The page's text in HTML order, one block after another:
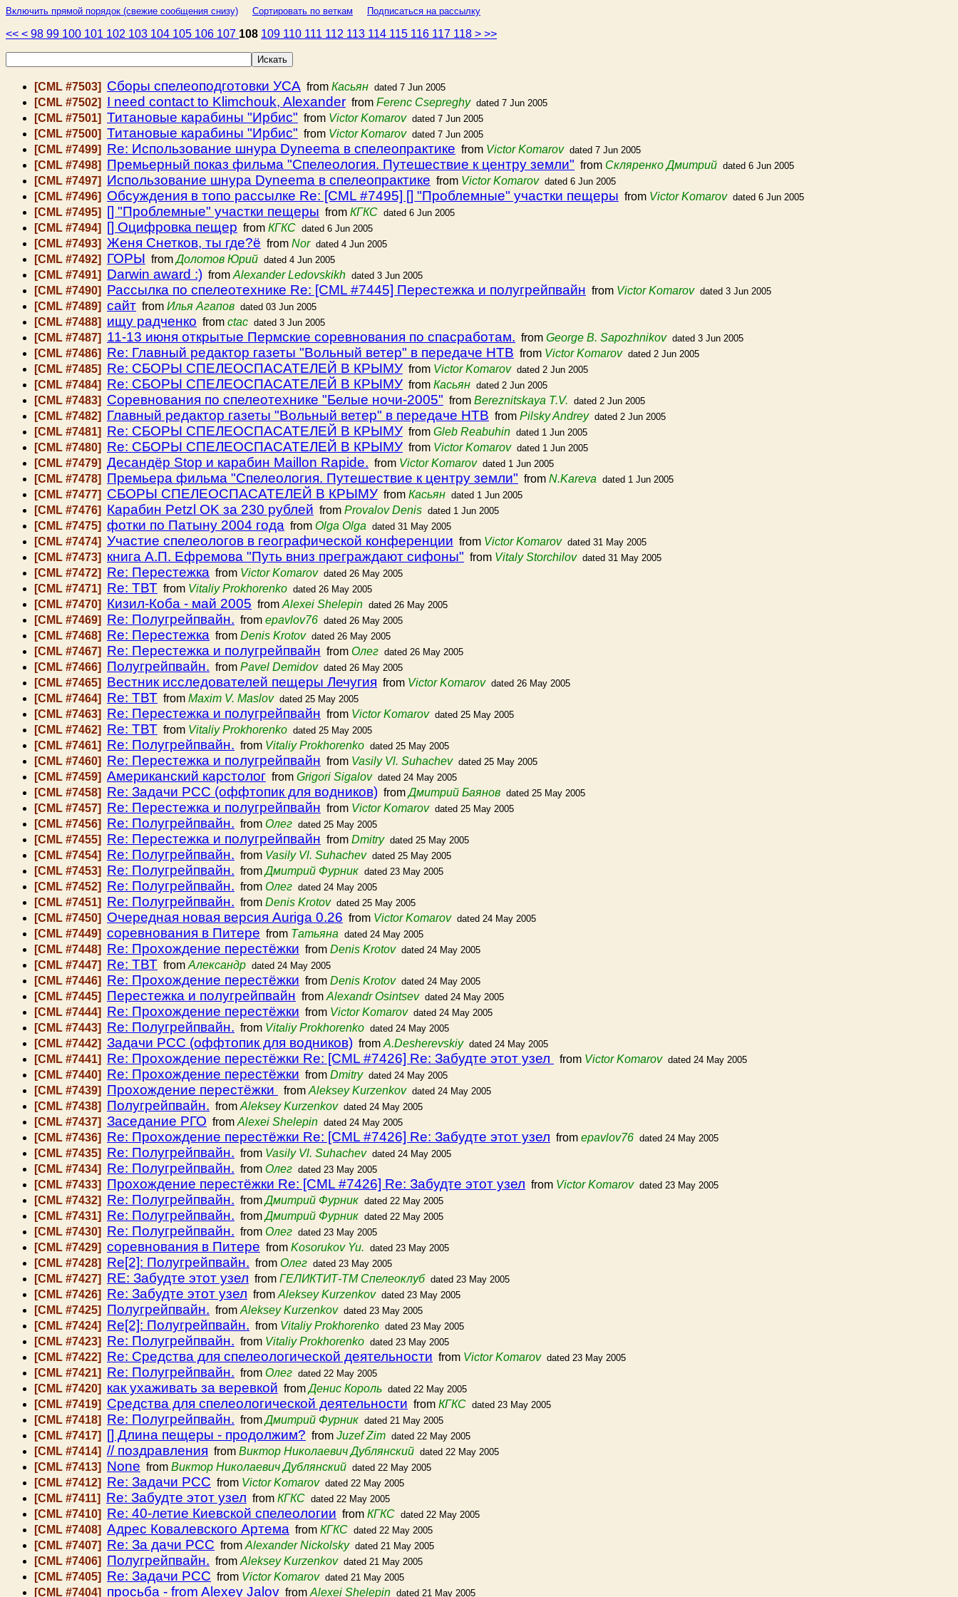
Включить прямой порядок (свежие сообщения снизу) Сортировать по веткам Подписаться на рассылку
<< < 98 99 100 101 102 103 104 105 106 107 108 109 110 111 112 113 114 115 116 117 118 > >>
[CML #7503] Сборы спелеоподготовки УСА from Касьян dated 7 Jun 2005
[CML #7502] I need contact to Klimchouk, Alexander from Ferenc Csepreghy dated 7 Jun 2005
[CML #7501] Титановые карабины "Ирбис" from Victor Komarov dated 7 Jun 2005
[CML #7500] Титановые карабины "Ирбис" from Victor Komarov dated 7 Jun 2005
[CML #7499] Re: Использование шнура Dyneema в спелеопрактике from Victor Komarov dated 7 Jun 2005
[CML #7498] Премьерный показ фильма "Спелеология. Путешествие к центру земли" from Скляренко Дмитрий dated 6 Jun 2005
[CML #7497] Использование шнура Dyneema в спелеопрактике from Victor Komarov dated 6 Jun 2005
[CML #7496] Обсуждения в топо рассылке Re: [CML #7495] [] "Проблемные" участки пещеры from Victor Komarov dated 6 Jun 2005
[CML #7495] [] "Проблемные" участки пещеры from КГКС dated 6 Jun 2005
[CML #7494] [] Оцифровка пещер from КГКС dated 6 Jun 2005
[CML #7493] Женя Снетков, ты где?ё from Nor dated 4 Jun 2005
[CML #7492] ГОРЫ fromДолотов Юрий dated 4 Jun 2005
[CML #7491] Darwin award :) from Alexander Ledovskikh dated 3 Jun 2005
[CML #7490] Рассылка по спелеотехнике Re: [CML #7445] Перестежка и полугрейпвайн from Victor Komarov dated 3 Jun 2005
[CML #7489] сайт from Илья Агапов dated 03 Jun 2005
[CML #7488] ищу радченко from ctac dated 3 Jun 2005
[CML #7487] 11-13 июня открытые Пермские соревнования по спасработам. from George B. Sapozhnikov dated 3 Jun 2005
[CML #7486] Re: Главный редактор газеты "Вольный ветер" в передаче НТВ from Victor Komarov dated 2 Jun 2005
[CML #7485] Re: СБОРЫ СПЕЛЕОСПАСАТЕЛЕЙ В КРЫМУ from Victor Komarov dated 2 Jun 2005
[CML #7484] Re: СБОРЫ СПЕЛЕОСПАСАТЕЛЕЙ В КРЫМУ from Касьян dated 2 Jun 2005
[CML #7483] Соревнования по спелеотехнике "Белые ночи-2005" from Bereznitskaya T.V. dated 2 Jun 2005
[CML #7482] Главный редактор газеты "Вольный ветер" в передаче НТВ from Pilsky Andrey dated 2 Jun 2005
[CML #7481] Re: СБОРЫ СПЕЛЕОСПАСАТЕЛЕЙ В КРЫМУ from Gleb Reabuhin dated 1 Jun 2005
[CML #7480] Re: СБОРЫ СПЕЛЕОСПАСАТЕЛЕЙ В КРЫМУ from Victor Komarov dated 1 Jun 2005
[CML #7479] Десандёр Stop и карабин Maillon Rapide. from Victor Komarov dated 1 Jun 2005
[CML #7478] Премьера фильма "Спелеология. Путешествие к центру земли" from N.Kareva dated 1 Jun 2005
[CML #7477] СБОРЫ СПЕЛЕОСПАСАТЕЛЕЙ В КРЫМУ from Касьян dated 1 Jun 2005
[CML #7476] Карабин Petzl OK за 230 рублей from Provalov Denis dated 1 Jun 2005
[CML #7475] фотки по Патыну 2004 года from Olga Olga dated 31 May 2005
[CML #7474] Участие спелеологов в географической конференции from Victor Komarov dated 31 May 2005
[CML #7473] книга А.П. Ефремова "Путь вниз преграждают сифоны" from Vitaly Storchilov dated 31 May 2005
[CML #7472] Re: Перестежка from Victor Komarov dated 26 May 2005
[CML #7471] Re: ТВТ from Vitaliy Prokhorenko dated 26 May 2005
[CML #7470] Кизил-Коба - май 2005 from Alexei Shelepin dated 26 May 2005
[CML #7469] Re: Полугрейпвайн. from epavlov76 dated 26 May 2005
[CML #7468] Re: Перестежка from Denis Krotov dated 26 May 2005
[CML #7467] Re: Перестежка и полугрейпвайн from Олег dated 26 May 2005
[CML #7466] Полугрейпвайн. from Pavel Demidov dated 26 May 2005
[CML #7465] Вестник исследователей пещеры Лечугия from Victor Komarov dated 26 May 2005
[CML #7464] Re: ТВТ from Maxim V. Maslov dated 25 May 2005
[CML #7463] Re: Перестежка и полугрейпвайн from Victor Komarov dated 25 May 2005
[CML #7462] Re: ТВТ from Vitaliy Prokhorenko dated 25 May 2005
[CML #7461] Re: Полугрейпвайн. from Vitaliy Prokhorenko dated 25 May 2005
[CML #7460] Re: Перестежка и полугрейпвайн from Vasily Vl. Suhachev dated 25 May 2005
[CML #7459] Американский карстолог from Grigori Sigalov dated 24 May 2005
[CML #7458] Re: Задачи РСС (оффтопик для водников) fromДмитрий Баянов dated 25 May 2005
[CML #7457] Re: Перестежка и полугрейпвайн from Victor Komarov dated 25 May 2005
[CML #7456] Re: Полугрейпвайн. from Олег dated 25 May 2005
[CML #7455] Re: Перестежка и полугрейпвайн from Dmitry dated 25 May 2005
[CML #7454] Re: Полугрейпвайн. from Vasily Vl. Suhachev dated 25 May 2005
[CML #7453] Re: Полугрейпвайн. fromДмитрий Фурник dated 23 May 2005
[CML #7452] Re: Полугрейпвайн. from Олег dated 24 May 2005
[CML #7451] Re: Полугрейпвайн. from Denis Krotov dated 25 May 2005
[CML #7450] Очередная новая версия Auriga 0.26 from Victor Komarov dated 24 May 2005
[CML #7449] соревнования в Питере from Татьяна dated 24 May 2005
[CML #7448] Re: Прохождение перестёжки from Denis Krotov dated 24 May 2005
[CML #7447] Re: ТВТ from Aлександр dated 24 May 2005
[CML #7446] Re: Прохождение перестёжки from Denis Krotov dated 24 May 2005
[CML #7445] Перестежка и полугрейпвайн from Alexandr Osintsev dated 24 May 2005
[CML #7444] Re: Прохождение перестёжки from Victor Komarov dated 24 May 2005
[CML #7443] Re: Полугрейпвайн. from Vitaliy Prokhorenko dated 24 May 2005
[CML #7442] Задачи РСС (оффтопик для водников) from A.Desherevskiy dated 24 May 2005
[CML #7441] Re: Прохождение перестёжки Re: [CML #7426] Re: Забудте этот узел from Victor Komarov dated 24 May 2005
[CML #7440] Re: Прохождение перестёжки from Dmitry dated 24 May 2005
[CML #7439] Прохождение перестёжки from Aleksey Kurzenkov dated 24 May 2005
[CML #7438] Полугрейпвайн. from Aleksey Kurzenkov dated 24 May 2005
[CML #7437] Заседание РГО from Alexei Shelepin dated 24 May 2005
[CML #7436] Re: Прохождение перестёжки Re: [CML #7426] Re: Забудте этот узел from epavlov76 dated 24 May 2005
[CML #7435] Re: Полугрейпвайн. from Vasily Vl. Suhachev dated 24 May 2005
[CML #7434] Re: Полугрейпвайн. from Олег dated 23 May 2005
[CML #7433] Прохождение перестёжки Re: [CML #7426] Re: Забудте этот узел from Victor Komarov dated 23 May 2005
[CML #7432] Re: Полугрейпвайн. fromДмитрий Фурник dated 22 May 2005
[CML #7431] Re: Полугрейпвайн. fromДмитрий Фурник dated 22 May 2005
[CML #7430] Re: Полугрейпвайн. from Олег dated 23 May 2005
[CML #7429] соревнования в Питере from Kosorukov Yu. dated 23 May 2005
[CML #7428] Re[2]: Полугрейпвайн. from Олег dated 23 May 2005
[CML #7427] RE: Забудте этот узел from ГЕЛИКТИТ-ТМ Спелеоклуб dated 23 May 2005
[CML #7426] Re: Забудте этот узел from Aleksey Kurzenkov dated 23 May 2005
[CML #7425] Полугрейпвайн. from Aleksey Kurzenkov dated 23 May 2005
[CML #7424] Re[2]: Полугрейпвайн. from Vitaliy Prokhorenko dated 23 May 2005
[CML #7423] Re: Полугрейпвайн. from Vitaliy Prokhorenko dated 23 May 2005
[CML #7422] Re: Средства для спелеологической деятельности from Victor Komarov dated 23 May 2005
[CML #7421] Re: Полугрейпвайн. from Олег dated 22 May 2005
[CML #7420] как ухаживать за веревкой fromДенис Король dated 22 May 2005
[CML #7419] Средства для спелеологической деятельности from КГКС dated 23 May 2005
[CML #7418] Re: Полугрейпвайн. fromДмитрий Фурник dated 21 May 2005
[CML #7417] [] Длина пещеры - продолжим? from Juzef Zim dated 22 May 2005
[CML #7414] // поздравления from Виктор Николаевич Дублянский dated 22 May 2005
[CML #7413] None from Виктор Николаевич Дублянский dated 22 May 2005
[CML #7412] Re: Задачи РСС from Victor Komarov dated 22 May 2005
[CML #7411] Re: Забудте этот узел from КГКС dated 22 May 2005
[CML #7410] Re: 40-летие Киевской спелеологии from КГКС dated 22 May 2005
[CML #7408] Адрес Ковалевского Артема from КГКС dated 22 May 2005
[CML #7407] Re: За дачи РСС from Alexander Nickolsky dated 21 May 2005
[CML #7406] Полугрейпвайн. from Aleksey Kurzenkov dated 21 May 2005
[CML #7405] Re: Задачи РСС from Victor Komarov dated 21 May 2005
[CML #7404] просьба - from Alexey Jalov from Alexei Shelepin dated 21 May 2005